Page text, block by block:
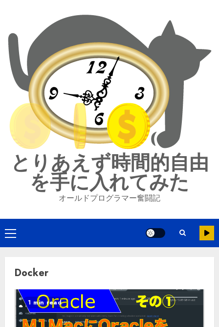
とりあえず時間的自由
を手に入れてみた
オールドプログラマー奮闘記
Docker
1 min read